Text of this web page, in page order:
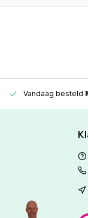
Vandaag besteld